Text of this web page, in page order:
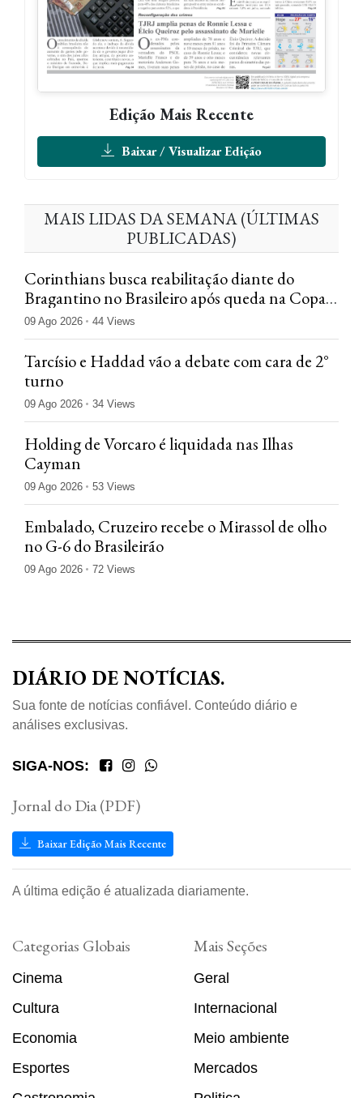
Edição Mais Recente
Baixar / Visualizar Edição
MAIS LIDAS DA SEMANA (ÚLTIMAS
PUBLICADAS)
Corinthians busca reabilitação diante do
Bragantino no Brasileiro após queda na Copa
do Brasil
09 Ago 2026 44 Views
Tarcísio e Haddad vão a debate com cara de 2°
turno
09 Ago 2026 34 Views
Holding de Vorcaro é liquidada nas Ilhas
Cayman
09 Ago 2026 53 Views
Embalado, Cruzeiro recebe o Mirassol de olho
no G-6 do Brasileirão
09 Ago 2026 72 Views
DIÁRIO DE NOTÍCIAS.
Sua fonte de notícias confiável. Conteúdo diário e
análises exclusivas.
SIGA-NOS:
Jornal do Dia (PDF)
Baixar Edição Mais Recente
A última edição é atualizada diariamente.
Categorias Globais
Cinema
Cultura
Economia
Esportes
Mais Seções
Geral
Internacional
Meio ambiente
Mercados